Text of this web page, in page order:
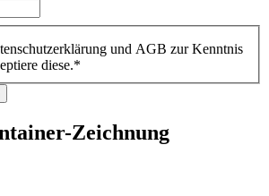
und AGB zur Kenntnis
diese.*
Zeichnung